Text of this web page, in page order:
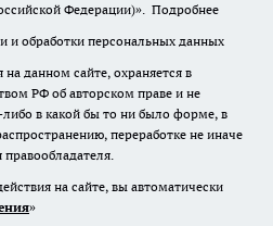
Федерации)». Подробнее
и обработки персональных данных
данном сайте, охраняется в
РФ об авторском праве и не
в какой бы то ни было форме, в
переработке не иначе
на сайте, вы автоматически
»